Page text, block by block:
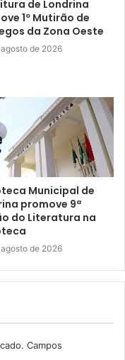
295 – Jardim
e público geral
dos
(N.Com) da
síndicos
de Londrina
1º Mutirão de
da Zona Oeste
de 2026
Municipal de
promove 9ª
do Literatura na
de 2026
Campos